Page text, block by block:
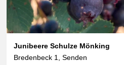
Junibeere Schulze Mönking
Bredenbeck 1, Senden